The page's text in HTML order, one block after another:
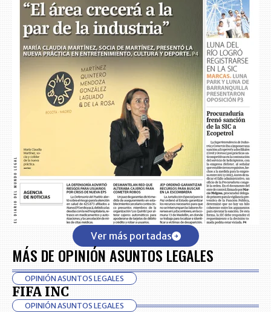
Ver más portadas
MÁS DE OPINIÓN ASUNTOS LEGALES
OPINIÓN ASUNTOS LEGALES
FIFA INC
OPINIÓN ASUNTOS LEGALES